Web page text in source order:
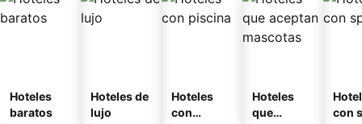
Hoteles
baratos
Hoteles de
lujo
Hoteles
con
Hoteles
que
con